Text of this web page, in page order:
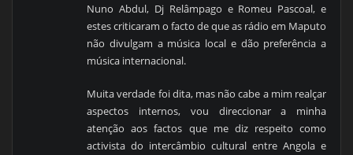
Nuno Abdul, Dj Relâmpago e Romeu Pascoal, e
estes criticaram o facto de que as rádio em Maputo
não divulgam a música local e dão preferência a
música internacional.
Muita verdade foi dita, mas não cabe a mim realçar
aspectos internos, vou direccionar a minha
atenção aos factos que me diz respeito como
activista do intercâmbio cultural entre Angola e